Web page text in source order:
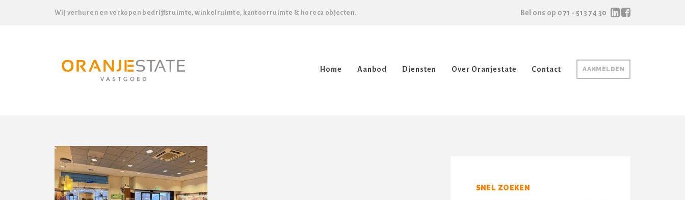
Wij verhuren en verkopen bedrijfsruimte, winkelruimte, kantoorruimte & horeca objecten. Bel ons op 071 - 513 74 30
AANMELDEN
Home Aanbod Diensten Over Oranjestate Contact
SNEL ZOEKEN